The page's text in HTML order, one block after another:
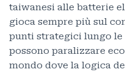
taiwanesi alle batterie
gioca sempre più sul
punti strategici lungo le
possono paralizzare
mondo dove la logica